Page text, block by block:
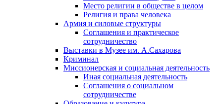
Место религии в обществе в целом
Религия и права человека
Армия и силовые структуры
Соглашения и практическое
сотрудничество
Выставки в Музее им. А.Сахарова
Криминал
Миссионерская и социальная деятельность
Иная социальная деятельность
Соглашения о социальном
сотрудничестве